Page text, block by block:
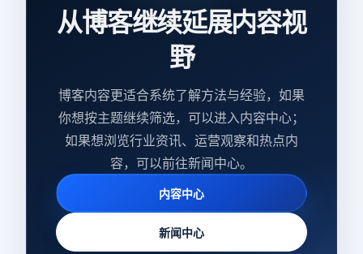
从博客继续延展内容视
野
博客内容更适合系统了解方法与经验，如果
你想按主题继续筛选，可以进入内容中心；
如果想浏览行业资讯、运营观察和热点内
容，可以前往新闻中心。
内容中心
新闻中心